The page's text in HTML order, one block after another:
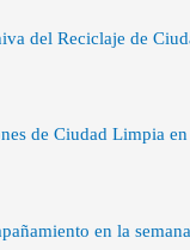
del Reciclaje de
de Ciudad Limpia
en la